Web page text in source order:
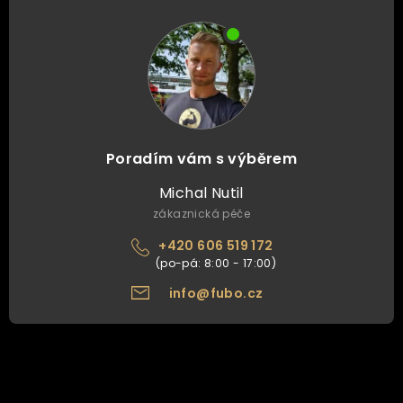
Poradím vám s výběrem
Michal Nutil
zákaznická péče
+420 606 519 172
info@fubo.cz